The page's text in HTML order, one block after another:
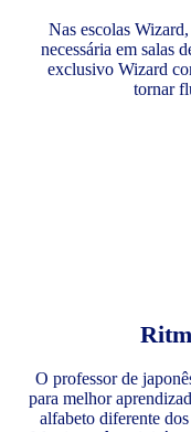
Nas escolas
necessária em salas
exclusivo Wizard
tornar
O professor de
para melhor
alfabeto diferente